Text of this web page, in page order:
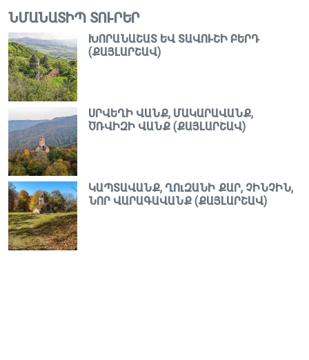
ՆՄԱՆԱՏԻՊ ՏՈՒՐԵՐ
ԽՈՐԱՆԱՇԱՏ ԵՎ ՏԱՎՈՒՇԻ ԲԵՐԴ
(ՔԱՅԼԱՐՇԱՎ)
ՍՐՎԵՂԻ ՎԱՆՔ, ՄԱԿԱՐԱՎԱՆՔ,
ԾՌՎԻԶԻ ՎԱՆՔ (ՔԱՅԼԱՐՇԱՎ)
ԿԱՊՏԱՎԱՆՔ, ՂՈւԶԱՆԻ ՔԱՐ, ՉԻՆՉԻՆ,
ՆՈՐ ՎԱՐԱԳԱՎԱՆՔ (ՔԱՅԼԱՐՇԱՎ)